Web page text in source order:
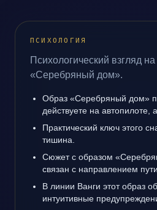
ПСИХОЛОГИЯ
Психологический взгляд
«Серебряный дом».
Образ «Серебряный дом»
действуете на автопилоте,
Практический ключ этого
тишина.
Сюжет с образом
связан с направлением пути.
В линии Ванги этот образ
интуитивные